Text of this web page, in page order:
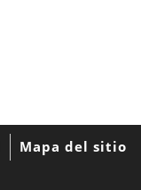
Mapa del sitio